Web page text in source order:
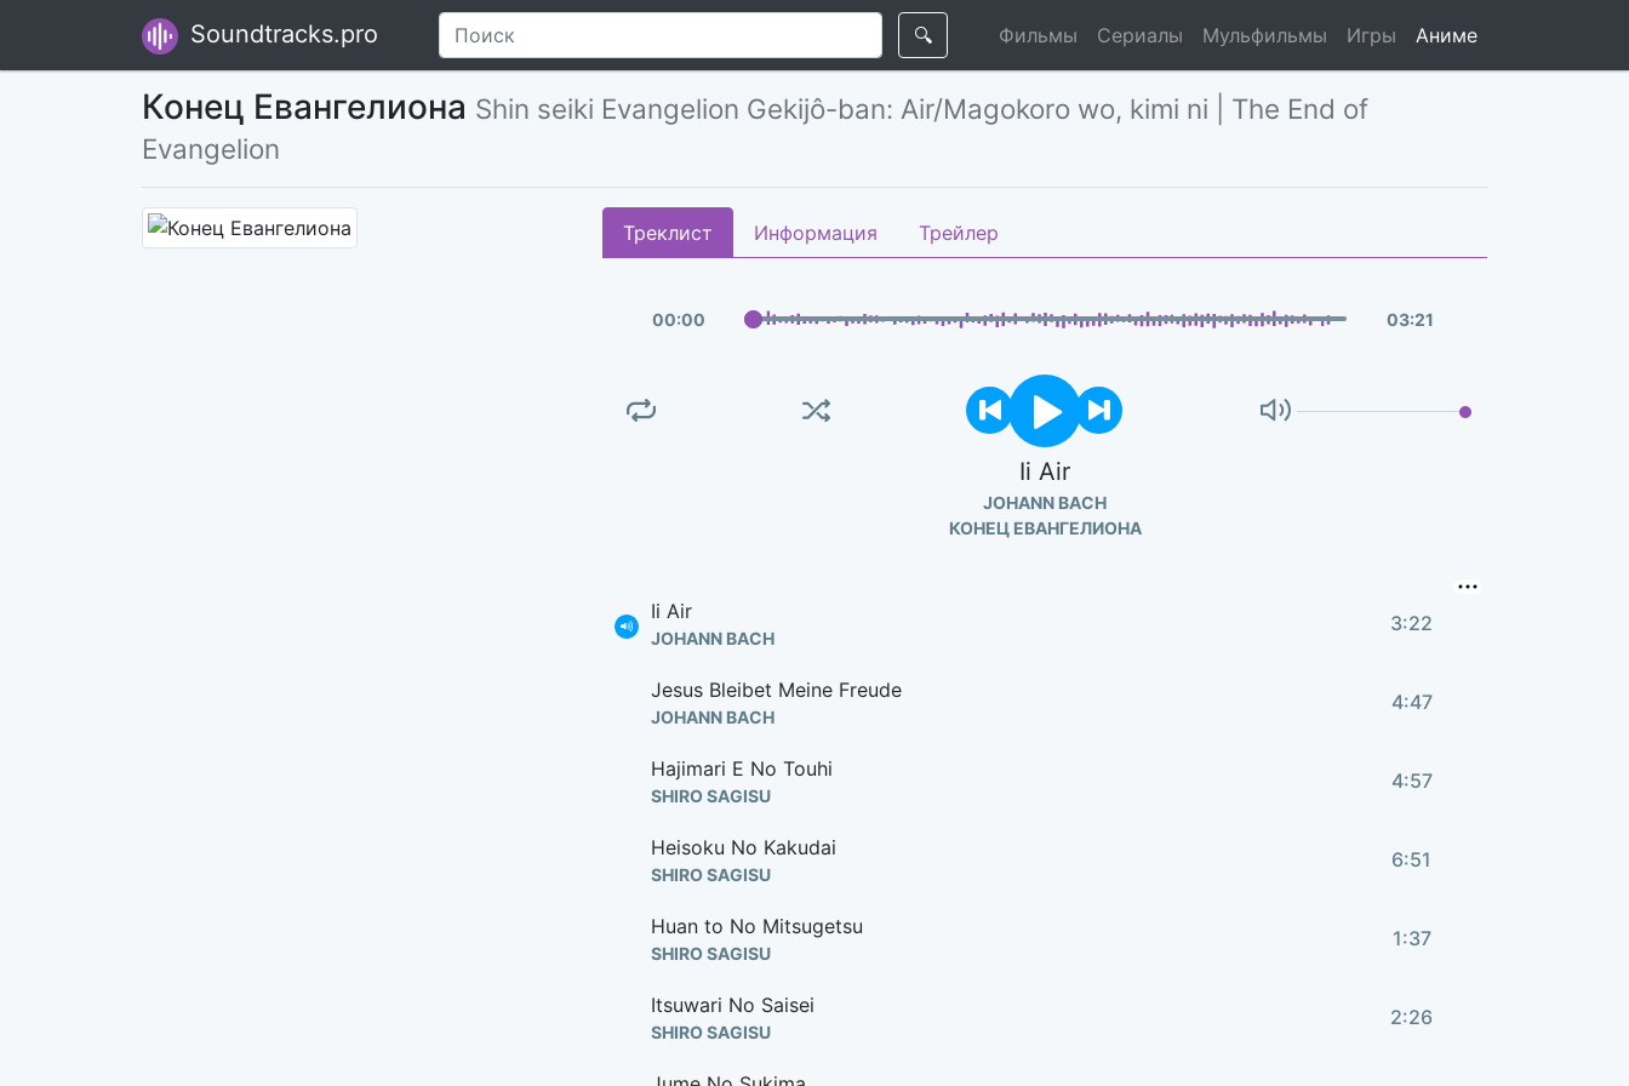
Soundtracks.pro 🔍 Фильмы Сериалы Мульфильмы Игры Аниме
Конец Евангелиона Shin seiki Evangelion Gekijô-ban: Air/Magokoro wo, kimi ni | The End of
Evangelion
Треклист Информация Трейлер
00:00 03:21
Ii Air
JOHANN BACH
КОНЕЦ ЕВАНГЕЛИОНА
Ii Air
JOHANN BACH
3:22
Jesus Bleibet Meine Freude
JOHANN BACH
4:47
Hajimari E No Touhi
SHIRO SAGISU
4:57
Heisoku No Kakudai
SHIRO SAGISU
6:51
Huan to No Mitsugetsu
SHIRO SAGISU
1:37
Itsuwari No Saisei
SHIRO SAGISU
2:26